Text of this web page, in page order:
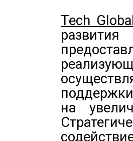
Tech
на